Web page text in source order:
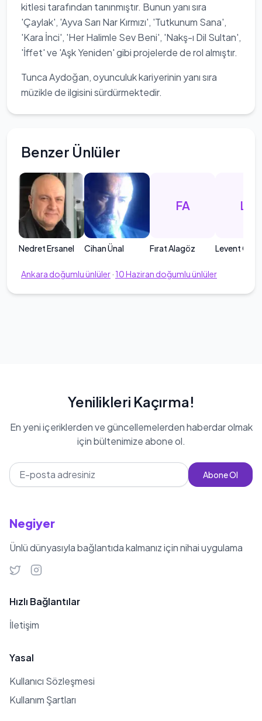
kitlesi tarafından tanınmıştır. Bunun yanı sıra
'Çaylak', 'Ayva Sarı Nar Kırmızı', 'Tutkunum Sana',
'Kara İnci', 'Her Halimle Sev Beni', 'Nakş-ı Dil Sultan',
'İffet' ve 'Aşk Yeniden' gibi projelerde de rol almıştır.
Tunca Aydoğan, oyunculuk kariyerinin yanı sıra
müzikle de ilgisini sürdürmektedir.
Benzer Ünlüler
Nedret Ersanel Cihan Ünal
FA
Fırat Alagöz
LÖ
Levent
Ankara doğumlu ünlüler· 10Haziran doğumlu ünlüler
Yenilikleri Kaçırma!
En yeni içeriklerden ve güncellemelerden haberdar olmak
için bültenimize abone ol.
Abone Ol
Negiyer
Ünlü dünyasıyla bağlantıda kalmanız için nihai uygulama
Hızlı Bağlantılar
İletişim
Yasal
Kullanıcı Sözleşmesi
Kullanım Şartları